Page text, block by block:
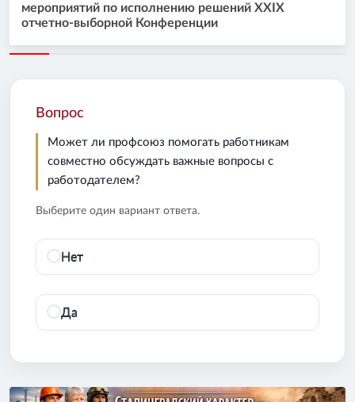
мероприятий по исполнению решений XXIX
отчетно-выборной Конференции
Вопрос
Может ли профсоюз помогать работникам
совместно обсуждать важные вопросы с
работодателем?
Выберите один вариант ответа.
Нет
Да